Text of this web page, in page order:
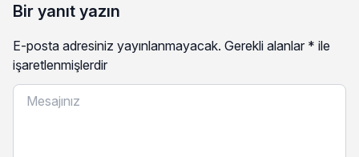
Bir yanıt yazın
E-posta adresiniz yayınlanmayacak. Gerekli alanlar * ile
işaretlenmişlerdir